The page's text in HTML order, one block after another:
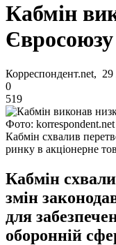
Кабмін
Євросоюзу
Корреспондент.net,
0
519
Фото: korrespondent.net
Кабмін схвалив
ринку в акціонерне
Кабмін
змін
для
оборонній